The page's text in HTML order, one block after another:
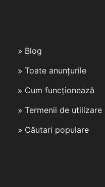
Blog
Toate anunțurile
Cum funcționează
Termenii de utilizare
Căutari populare